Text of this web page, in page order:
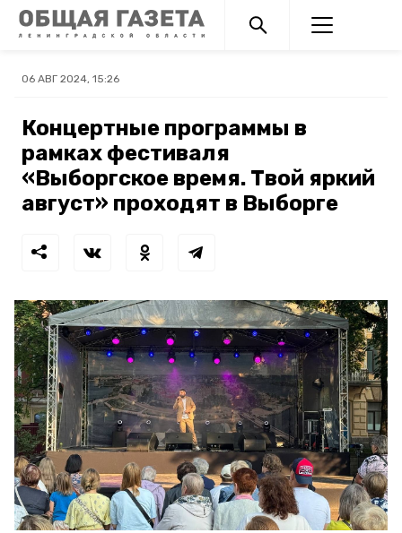
06 АВГ 2024, 15:26
Концертные программы в
рамках фестиваля
«Выборгское время. Твой яркий
август» проходят в Выборге